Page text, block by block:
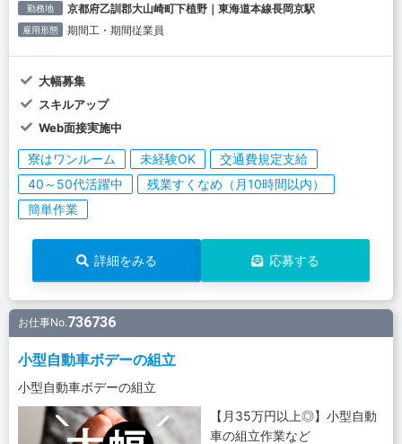
勤務地 京都府乙訓郡大山崎町下植野｜東海道本線長岡京駅
雇用形態 期間工・期間従業員
大幅募集
スキルアップ
Web面接実施中
寮はワンルーム 未経験OK
交通費規定支給
40～50代活躍中
残業すくなめ（月10時間以内）
簡単作業
詳細をみる 応募する
お仕事No.736736
小型自動車ボデーの組立
小型自動車ボデーの組立
【月35万円以上◎】小型自動
車の組立作業など